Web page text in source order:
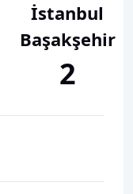
İstanbul
Başakşehir
2